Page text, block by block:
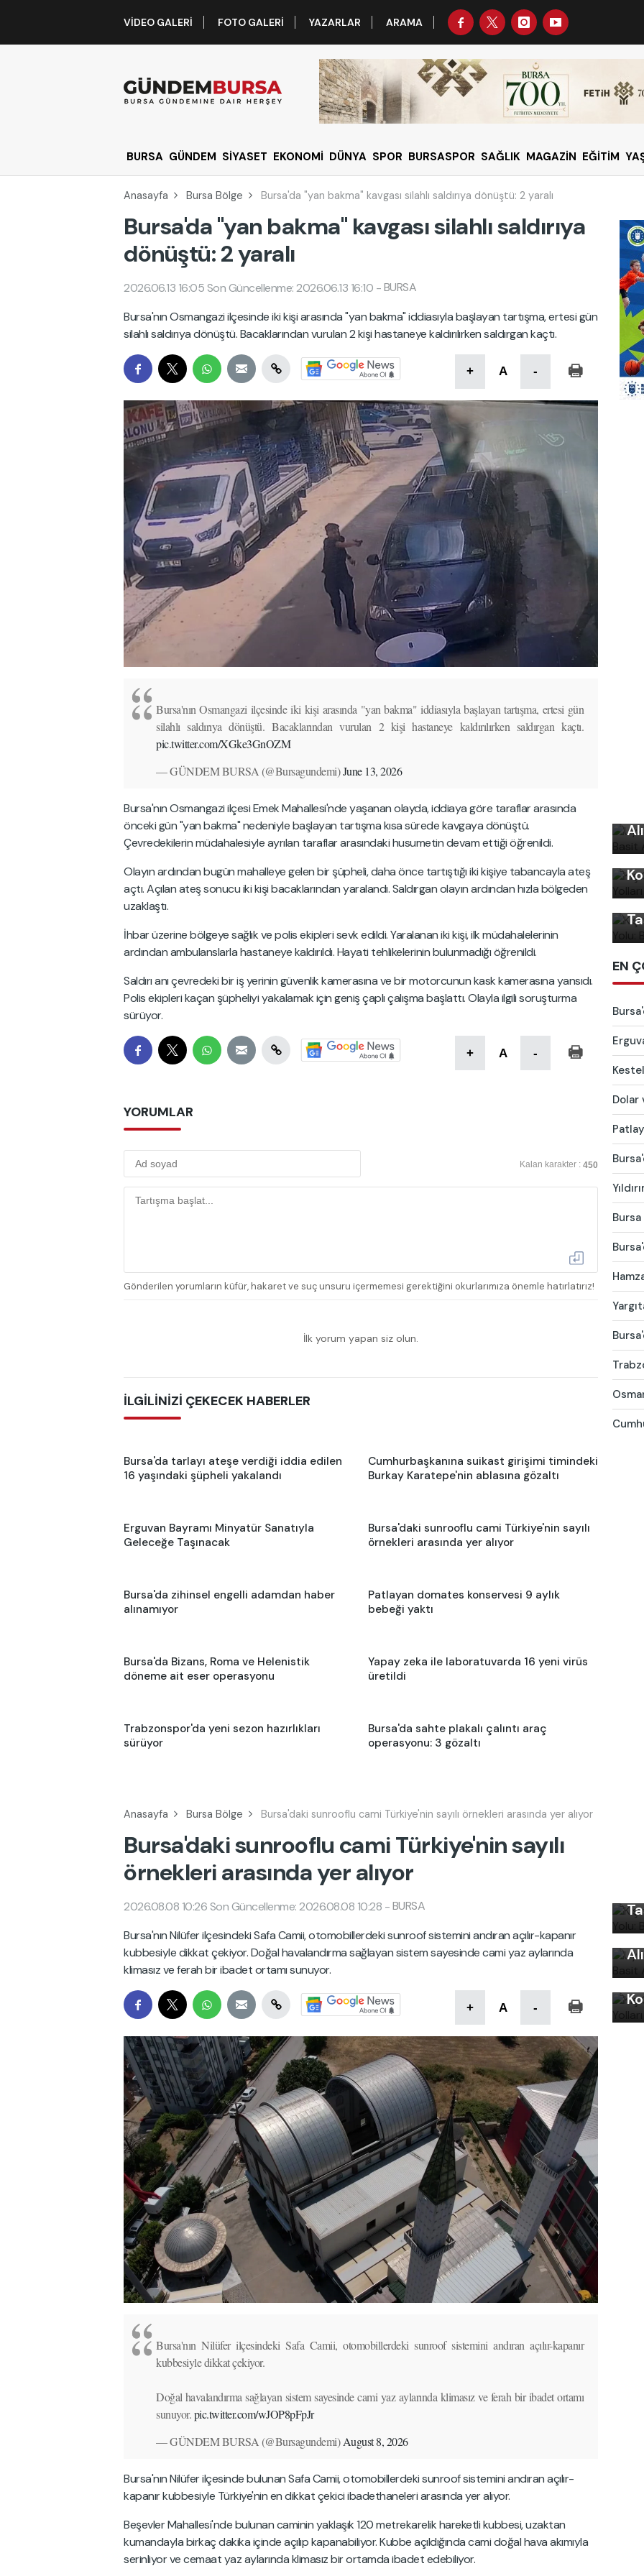
VIDEO GALERI FOTO GALERI YAZARLAR ARAMA
BURSA GÜNDEM SİYASET EKONOMİ DÜNYA SPOR BURSASPOR SAĞLIK MAGAZİN EĞİTİM
Anasayfa Bursa Bölge Bursa'da "yan bakma" kavgası silahlı saldırıya dönüştü: 2 yaralı
Bursa'da "yan bakma" kavgası silahlı saldırıya
dönüştü: 2 yaralı
2026.06.13 16:05 Son Güncellenme: 2026.06.13 16:10 -BURSA
Bursa'nın Osmangazi ilçesinde iki kişi arasında "yan bakma" iddiasıyla başlayan tartışma, ertesi gün
silahlı saldırıya dönüştü. Bacaklarından vurulan 2 kişi hastaneye kaldırılırken saldırgan kaçtı.
+ A -
Bursa'nın Osmangazi ilçesinde iki kişi arasında "yan bakma" iddiasıyla başlayan tartışma, ertesi gün
silahlı saldırıya dönüştü. Bacaklarından vurulan 2 kişi hastaneye kaldırılırken saldırgan kaçtı.
pic.twitter.com/XGke3GnOZM
— GÜNDEM BURSA (@Bursagundemi)June 13, 2026
Bursa'nın Osmangazi ilçesi Emek Mahallesi'nde yaşanan olayda, iddiaya göre taraflar arasında
önceki gün "yan bakma" nedeniyle başlayan tartışma kısa sürede kavgaya dönüştü.
Çevredekilerin müdahalesiyle ayrılan taraflar arasındaki husumetin devam ettiği öğrenildi.
Olayın ardından bugün mahalleye gelen bir şüpheli, daha önce tartıştığı iki kişiye tabancayla ateş
açtı. Açılan ateş sonucu iki kişi bacaklarından yaralandı. Saldırgan olayın ardından hızla bölgeden
uzaklaştı.
İhbar üzerine bölgeye sağlık ve polis ekipleri sevk edildi. Yaralanan iki kişi, ilk müdahalelerinin
ardından ambulanslarla hastaneye kaldırıldı. Hayati tehlikelerinin bulunmadığı öğrenildi.
Saldırı anı çevredeki bir iş yerinin güvenlik kamerasına ve bir motorcunun kask kamerasına yansıdı.
Polis ekipleri kaçan şüpheliyi yakalamak için geniş çaplı çalışma başlattı. Olayla ilgili soruşturma
sürüyor.
+ A -
YORUMLAR
Kalan karakter : 450
Gönderilen yorumların küfür, hakaret ve suç unsuru içermemesi gerektiğini okurlarımıza önemle hatırlatırız!
İlk yorum yapan siz olun.
İLGİLİNİZİ ÇEKECEK HABERLER
Bursa'da tarlayı ateşe verdiği iddia edilen
16 yaşındaki şüpheli yakalandı
Cumhurbaşkanına suikast girişimi timindeki
Burkay Karatepe'nin ablasına gözaltı
Erguvan Bayramı Minyatür Sanatıyla
Geleceğe Taşınacak
Bursa'daki sunrooflu cami Türkiye'nin sayılı
örnekleri arasında yer alıyor
Bursa'da zihinsel engelli adamdan haber
alınamıyor
Patlayan domates konservesi 9 aylık
bebeği yaktı
Bursa'da Bizans, Roma ve Helenistik
döneme ait eser operasyonu
Yapay zeka ile laboratuvarda 16 yeni virüs
üretildi
Trabzonspor'da yeni sezon hazırlıkları
sürüyor
Bursa'da sahte plakalı çalıntı araç
operasyonu: 3 gözaltı
EN
Dolar
Anasayfa Bursa Bölge Bursa'daki sunrooflu cami Türkiye'nin sayılı örnekleri arasında yer alıyor
Bursa'daki sunrooflu cami Türkiye'nin sayılı
örnekleri arasında yer alıyor
2026.08.08 10:26 Son Güncellenme: 2026.08.08 10:28 -BURSA
Bursa'nın Nilüfer ilçesindeki Safa Camii, otomobillerdeki sunroof sistemini andıran açılır-kapanır
kubbesiyle dikkat çekiyor. Doğal havalandırma sağlayan sistem sayesinde cami yaz aylarında
klimasız ve ferah bir ibadet ortamı sunuyor.
+ A -
Bursa'nın Nilüfer ilçesindeki Safa Camii, otomobillerdeki sunroof sistemini andıran açılır-kapanır
kubbesiyle dikkat çekiyor.
Doğal havalandırma sağlayan sistem sayesinde cami yaz aylarında klimasız ve ferah bir ibadet ortamı
sunuyor.pic.twitter.com/wJOP8pFpJr
— GÜNDEM BURSA (@Bursagundemi)August 8, 2026
Bursa'nın Nilüfer ilçesinde bulunan Safa Camii, otomobillerdeki sunroof sistemini andıran açılır-
kapanır kubbesiyle Türkiye'nin en dikkat çekici ibadethaneleri arasında yer alıyor.
Beşevler Mahallesi'nde bulunan caminin yaklaşık 120 metrekarelik hareketli kubbesi, uzaktan
kumandayla birkaç dakika içinde açılıp kapanabiliyor. Kubbe açıldığında cami doğal hava akımıyla
serinliyor ve cemaat yaz aylarında klimasız bir ortamda ibadet edebiliyor.